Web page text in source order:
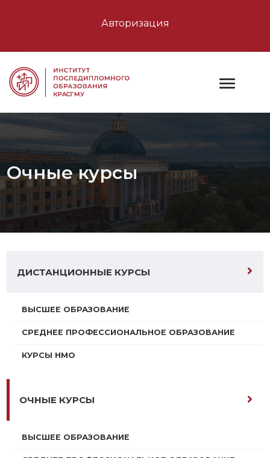
Авторизация
Очные курсы
ДИСТАНЦИОННЫЕ КУРСЫ
ВЫСШЕЕ ОБРАЗОВАНИЕ
СРЕДНЕЕ ПРОФЕССИОНАЛЬНОЕ ОБРАЗОВАНИЕ
КУРСЫ НМО
ОЧНЫЕ КУРСЫ
ВЫСШЕЕ ОБРАЗОВАНИЕ